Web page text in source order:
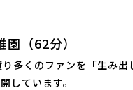
（62分）
多くのファンを「生み
しています。